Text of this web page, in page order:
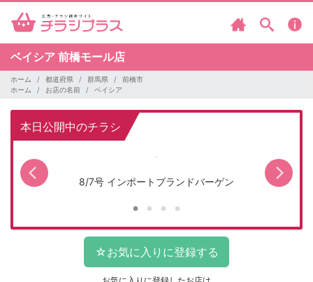
ベイシア 前橋モール店
ホーム 都道府県 群馬県
前橋市
ホーム
お店の名前 ベイシア
本日公開中のチラシ
8/7号 インポートブランドバーゲン